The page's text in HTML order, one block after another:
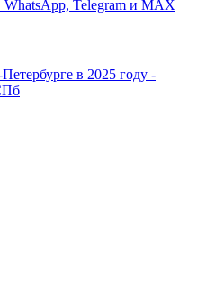
Telegram и MAX